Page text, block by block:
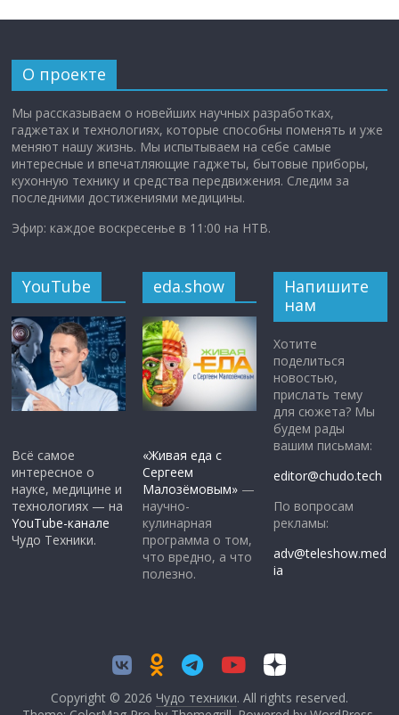
О проекте
Мы рассказываем о новейших научных разработках,
гаджетах и технологиях, которые способны поменять и уже
меняют нашу жизнь. Мы испытываем на себе самые
интересные и впечатляющие гаджеты, бытовые приборы,
кухонную технику и средства передвижения. Следим за
последними достижениями медицины.
Эфир: каждое воскресенье в 11:00 на НТВ.
YouTube
Всё самое
интересное о
науке, медицине и
технологиях — на
YouTube-канале
Чудо Техники.
eda.show
«Живая еда с
Сергеем
Малозёмовым» —
научно-
кулинарная
программа о том,
что вредно, а что
полезно.
Напишите
нам
Хотите
поделиться
новостью,
прислать тему
для сюжета? Мы
будем рады
вашим письмам:
editor@chudo.tech
По вопросам
рекламы:
adv@teleshow.med
ia
Copyright © 2026 Чудо техники. All rights reserved.